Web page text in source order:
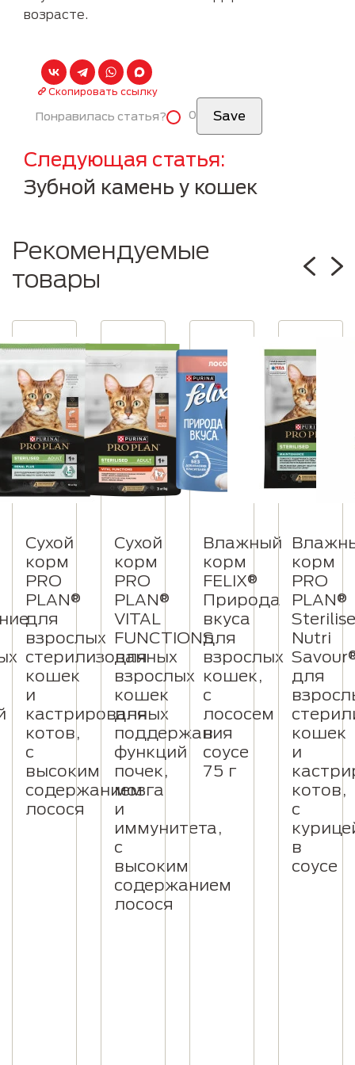
возрасте.
Скопировать ссылку
Понравилась статья? 0
Следующая статья
Зубной камень у кошек
Рекомендуемые
товары
Сухой
корм
PRO
PLAN®
для
взрослых
стерилизованных
кошек
и
кастрированных
котов,
с
высоким
содержанием
лосося
Сухой
корм
PRO
PLAN®
VITAL
FUNCTIONS
для
взрослых
кошек
для
поддержания
функций
почек,
мозга
и
иммунитета,
с
высоким
содержанием
лосося
Влажный
корм
FELIX®
Природа
вкуса
для
взрослых
кошек,
с
лососем
в
соусе
75 г
корм
PRO
PLAN®
Nutri
для
кошек
и
котов,
с
в
соусе